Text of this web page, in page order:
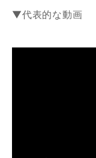
▼代表的な動画